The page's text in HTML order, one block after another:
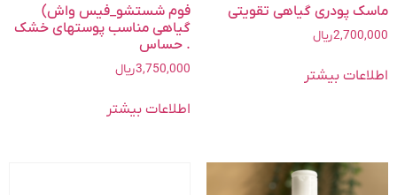
ماسک پودری گیاهی تقویتی
2,700,000ریال
اطلاعات بیشتر
فوم شستشو_فیس واش)
گیاهی مناسب پوستهای خشک
. حساس
3,750,000ریال
اطلاعات بیشتر